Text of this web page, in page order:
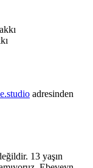
adresinden
13 yaşın